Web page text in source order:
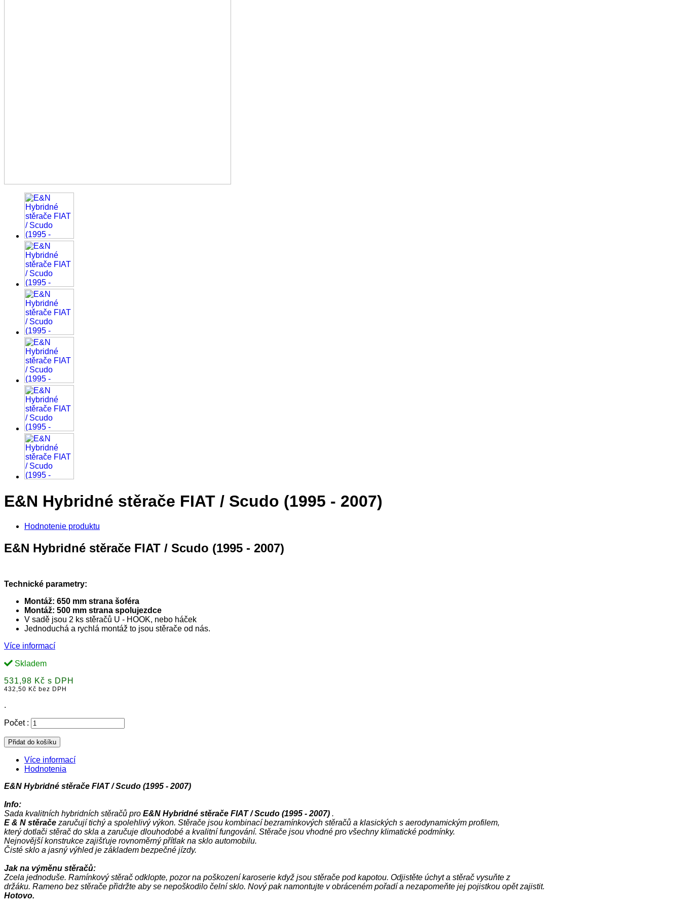
E&N Hybridné stěrače FIAT / Scudo (1995 - 2007)
Hodnotenie produktu
E&N Hybridné stěrače FIAT / Scudo (1995 - 2007)
Technické parametry:
Montáž: 650 mm strana šoféra
Montáž: 500 mm strana spolujezdce
V sadě jsou 2 ks stěračů U - HOOK, nebo háček
Jednoduchá a rychlá montáž to jsou stěrače od nás.
Více informací
Skladem
531,98 Kč s DPH
432,50 Kč bez DPH
.
Počet :
Přidat do košíku
Více informací
Hodnotenia
E&N Hybridné stěrače FIAT / Scudo (1995 - 2007)
Info:
Sada kvalitních hybridních stěračů pro E&N Hybridné stěrače FIAT / Scudo (1995 - 2007) .
E & N stěrače zaručují tichý a spolehlivý výkon. Stěrače jsou kombinací bezramínkových stěračů a klasických s aerodynamickým profilem,
který dotlači stěrač do skla a zaručuje dlouhodobé a kvalitní fungování. Stěrače jsou vhodné pro všechny klimatické podmínky.
Nejnovější konstrukce zajišťuje rovnoměrný přítlak na sklo automobilu.
Čisté sklo a jasný výhled je základem bezpečné jízdy.
Jak na výměnu stěračů:
Zcela jednoduše. Ramínkový stěrač odklopte, pozor na poškození karoserie když jsou stěrače pod kapotou. Odjistěte úchyt a stěrač vysuňte z
držáku. Rameno bez stěrače přidržte abyse nepoškodilo čelní sklo. Nový pak namontujte v obráceném pořadí a nezapomeňte jej pojistkou opět zajistit.
Hotovo.